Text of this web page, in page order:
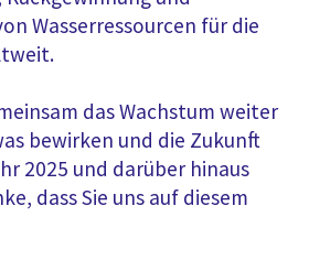
Wasserressourcen für die
das Wachstum weiter
bewirken und die Zukunft
2025 und darüber hinaus
dass Sie uns auf diesem